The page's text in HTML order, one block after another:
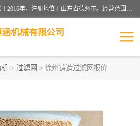
宁津县博涵机械有限公司成立于2016年，注册地位于山东省德州市。经营范围包括：机械设备研发、生产及销售，铸造用造型材料生产、销售，玻璃纤维及制品制造、销售，汽车零配件零售，机械零件、零部件加工，机械零件、零部件销售等；主要产品有：纤维过滤网,陶瓷过滤器,泡沫陶瓷过滤器,耐高温纤维过滤器,铸铁过滤器,铸铜过滤网,铸铝过滤网,铝轮毂过滤网,高效过滤网,高效陶瓷过滤网,高效纤维过滤网。
机械有限公司
机 > 过滤网 > 徐州铸造过滤网报价
挡渣棉